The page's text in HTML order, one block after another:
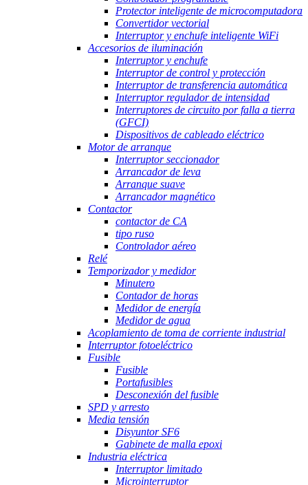
Protector inteligente de microcomputadora
Convertidor vectorial
Interruptor y enchufe inteligente WiFi
Accesorios de iluminación
Interruptor y enchufe
Interruptor de control y protección
Interruptor de transferencia automática
Interruptor regulador de intensidad
Interruptores de circuito por falla a tierra
(GFCI)
Dispositivos de cableado eléctrico
Motor de arranque
Interruptor seccionador
Arrancador de leva
Arranque suave
Arrancador magnético
Contactor
contactor de CA
tipo ruso
Controlador aéreo
Relé
Temporizador y medidor
Minutero
Contador de horas
Medidor de energía
Medidor de agua
Acoplamiento de toma de corriente industrial
Interruptor fotoeléctrico
Fusible
Fusible
Portafusibles
Desconexión del fusible
SPD y arresto
Media tensión
Disyuntor SF6
Gabinete de malla epoxi
Industria eléctrica
Interruptor limitado
Microinterruptor